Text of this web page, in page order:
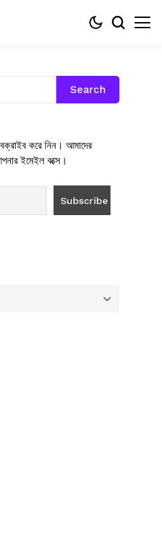
Search
করে নিন। আমাদের
ইমেইল বক্সে।